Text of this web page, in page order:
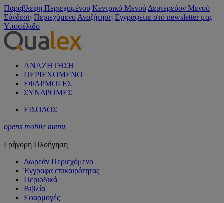
Παράβλεψη Περιεχομένου Κεντρικό Μενού Δευτερεύον Μενού
Σύνδεση Περιεχόμενο Αναζήτηση Εγγραφείτε στο newsletter μας
Υποσέλιδο
ΑΝΑΖΗΤΗΣΗ
ΠΕΡΙΕΧΟΜΕΝΟ
ΕΦΑΡΜΟΓΕΣ
ΣΥΝΔΡΟΜΕΣ
ΕΙΣΟΔΟΣ
opens mobile menu
Γρήγορη Πλοήγηση
Δωρεάν Περιεχόμενο
Έγγραφα επικαιρότητας
Περιοδικά
Βιβλία
Εφαρμογές